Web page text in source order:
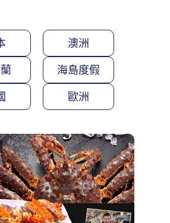
澳洲
海島度假
歐洲